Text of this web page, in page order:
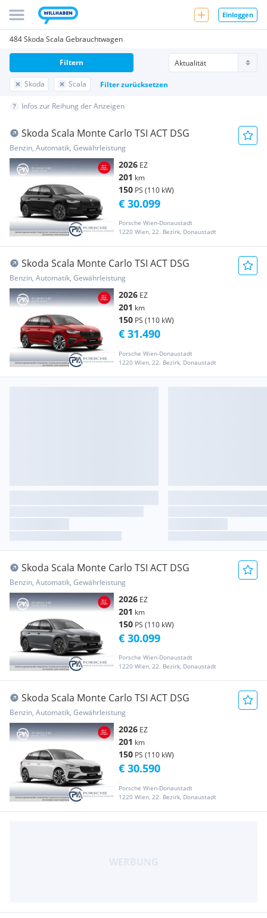
Einloggen
484 Skoda Scala Gebrauchtwagen
Skoda Scala Filter zurücksetzen
Filtern
Infos zur Reihung der Anzeigen
Skoda Scala Monte Carlo TSI ACT DSG
Benzin, Automatik, Gewährleistung
2026 EZ
201 km
150 PS (110 kW)
Porsche Wien-Donaustadt
1220 Wien, 22. Bezirk, Donaustadt
€ 30.099
Skoda Scala Monte Carlo TSI ACT DSG
Benzin, Automatik, Gewährleistung
2026 EZ
201 km
150 PS (110 kW)
Porsche Wien-Donaustadt
1220 Wien, 22. Bezirk, Donaustadt
€ 31.490
Skoda Scala Monte Carlo TSI ACT DSG
Benzin, Automatik, Gewährleistung
2026 EZ
201 km
150 PS (110 kW)
Porsche Wien-Donaustadt
1220 Wien, 22. Bezirk, Donaustadt
€ 30.099
Skoda Scala Monte Carlo TSI ACT DSG
Benzin, Automatik, Gewährleistung
2026 EZ
201 km
150 PS (110 kW)
Porsche Wien-Donaustadt
1220 Wien, 22. Bezirk, Donaustadt
€ 30.590